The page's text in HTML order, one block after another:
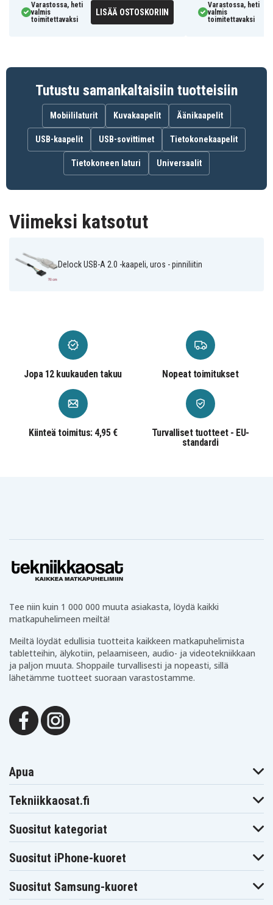
Väri Musta
Varastossa, heti
valmis
toimitettavaksi
LISÄÄ OSTOSKORIIN
Varastossa, heti
valmis
toimitettavaksi
Tutustu samankaltaisiin tuotteisiin
Mobiililaturit Kuvakaapelit Äänikaapelit
USB-kaapelit USB-sovittimet Tietokonekaapelit
Tietokoneen laturi Universaalit
Viimeksi katsotut
Delock USB-A 2.0 -kaapeli, uros - pinniliitin
Jopa 12 kuukauden takuu Nopeat toimitukset
Kiinteä toimitus: 4,95 €
Turvalliset tuotteet - EU-
standardi
Tee niin kuin 1 000 000 muuta asiakasta, löydä kaikki
matkapuhelimeen meiltä!
Meiltä löydät edullisia tuotteita kaikkeen matkapuhelimista
tabletteihin, älykotiin, pelaamiseen, audio- ja videotekniikkaan
ja paljon muuta. Shoppaile turvallisesti ja nopeasti, sillä
lähetämme tuotteet suoraan varastostamme.
Apua
Tekniikkaosat.fi
Suositut kategoriat
Suositut iPhone-kuoret
Suositut Samsung-kuoret